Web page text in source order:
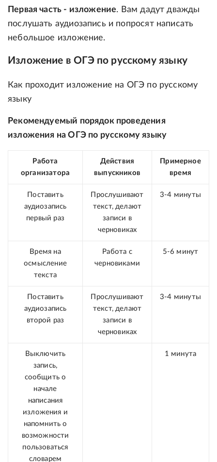
Первая часть - изложение. Вам дадут дважды
послушать аудиозапись и попросят написать
небольшое изложение.
Изложение в ОГЭ по русскому языку
Как проходит изложение на ОГЭ по русскому
языку
Рекомендуемый порядок проведения
изложения на ОГЭ по русскому языку
Работа
организатора
Действия
выпускников
Примерное
время
Поставить
аудиозапись
первый раз
Прослушивают
текст, делают
записи в
черновиках
3-4 минуты
Время на
осмысление
текста
Работа с
черновиками
5-6 минут
Поставить
аудиозапись
второй раз
Прослушивают
текст, делают
записи в
черновиках
3-4 минуты
Выключить
запись,
сообщить о
начале
написания
изложения и
напомнить о
возможности
пользоваться
словарем
1 минута